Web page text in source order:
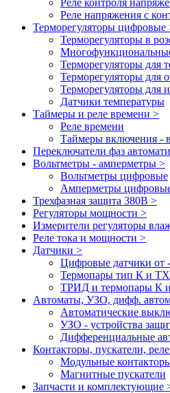
Реле контроля
Реле напряжения с
Терморегуляторы цифровые
Терморегуляторы в
Терморегуляторы для
Терморегуляторы для
Терморегуляторы для
Датчики температуры
Таймеры и реле времени >
Реле времени
Таймеры включения -
Переключатели фаз
Вольтметры - амперметры >
Вольтметры цифровые
Амперметры
Трехфазная защита 380В >
Регуляторы мощности >
Измерители регуляторы
Реле тока и мощности >
Датчики >
Цифровые датчики от
Термопары тип К и
ТРИД и термопары К и
Автоматы, УЗО, дифф.
Автоматические
УЗО - устройства
Дифференциальные
Контакторы, пускатели,
Модульные
Магнитные пускатели
Запчасти и комплектующие